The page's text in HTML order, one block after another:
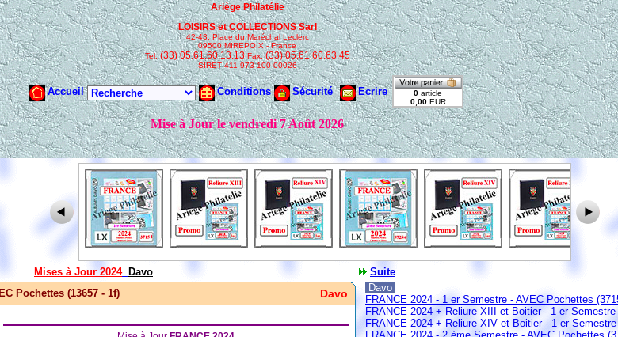
Mises à Jour 2024 Davo
Suite
Pochettes (13657 - 1f) Davo
Davo
FRANCE 2024 - 1 er Semestre - AVEC Pochettes
FRANCE 2024 + Reliure XIII et Boitier - 1 er
FRANCE 2024 + Reliure XIV et Boitier - 1 er